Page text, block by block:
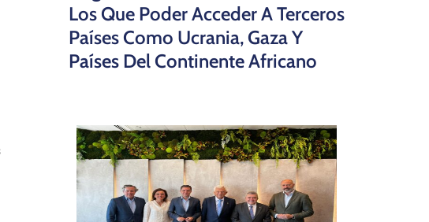
Los Que Poder Acceder A Terceros
Países Como Ucrania, Gaza Y
Países Del Continente Africano